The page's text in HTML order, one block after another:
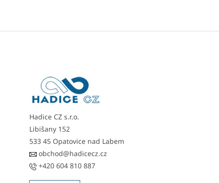
Z
Hadice CZ s.r.o.
Libišany 152
533 45 Opatovice nad Labem
obchod@hadicecz.cz
+420 604 810 887